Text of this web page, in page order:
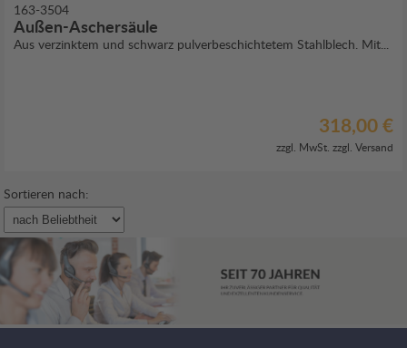
163-3504
Außen-Aschersäule
Aus verzinktem und schwarz pulverbeschichtetem Stahlblech. Mit...
318,00 €
zzgl. MwSt. zzgl. Versand
Sortieren nach: